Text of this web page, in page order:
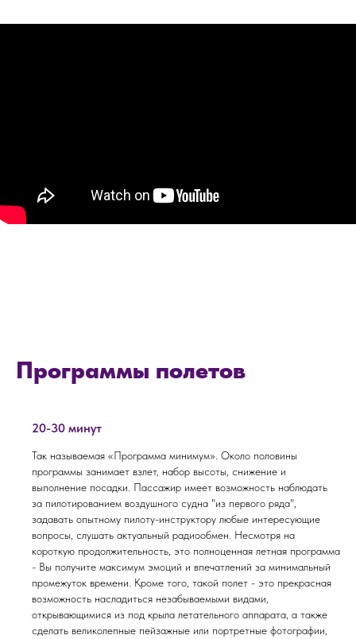
Программы полетов
20-30 минут
Так называемая «Программа минимум». Около половины
программы занимает взлет, набор высоты, снижение и
выполнение посадки. Пассажир имеет возможность наблюдать
за пилотированием воздушного судна "из первого ряда",
задавать опытному пилоту-инструктору любые интересующие
вопросы, слушать актуальный радиообмен. Несмотря на
короткую продолжительность, это полноценная летная программа
- Вы получите максимум эмоций и впечатлений за минимальный
промежуток времени. Кроме того, такой полет - это прекрасная
возможность насладиться незабываемыми видами,
открывающимися из под крыла летательного аппарата, а также
сделать великолепные пейзажные или портретные фотографии,